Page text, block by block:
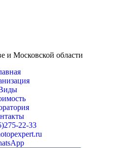
и Московской области
22-33